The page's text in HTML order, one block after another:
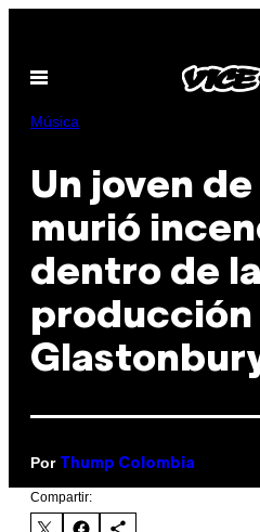
contenido
Abrir
Música
Un joven
murió
dentro de la
producción
Por Thump Colombia
Compartir: